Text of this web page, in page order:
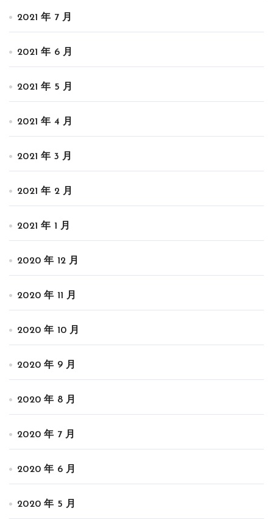
2021 年 7 月
2021 年 6 月
2021 年 5 月
2021 年 4 月
2021 年 3 月
2021 年 2 月
2021 年 1 月
2020 年 12 月
2020 年 11 月
2020 年 10 月
2020 年 9 月
2020 年 8 月
2020 年 7 月
2020 年 6 月
2020 年 5 月